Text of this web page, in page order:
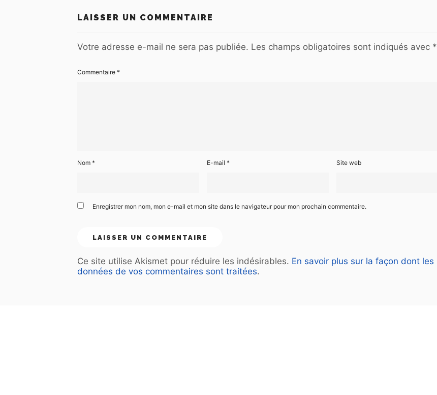
LAISSER UN COMMENTAIRE
Votre adresse e-mail ne sera pas publiée. Les champs obligatoires sont indiqués avec *
Commentaire *
Nom * E-mail * Site web
Enregistrer mon nom, mon e-mail et mon site dans le navigateur pour mon prochain commentaire.
Ce site utilise Akismet pour réduire les indésirables. En savoir plus sur la façon dont les
données de vos commentaires sont traitées.